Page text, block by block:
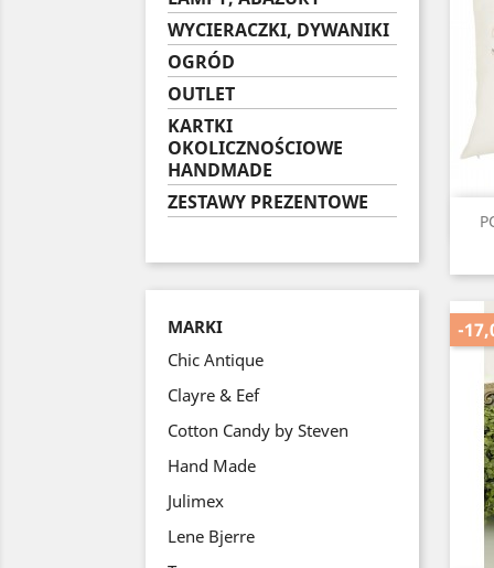
WYCIERACZKI, DYWANIKI
OGRÓD
OUTLET
KARTKI
OKOLICZNOŚCIOWE
HANDMADE
ZESTAWY PREZENTOWE
MARKI
Chic Antique
Clayre & Eef
Cotton Candy by Steven
Hand Made
Julimex
Lene Bjerre
-